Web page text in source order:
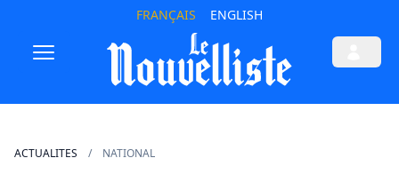
FRANÇAIS ENGLISH
ACTUALITES NATIONAL